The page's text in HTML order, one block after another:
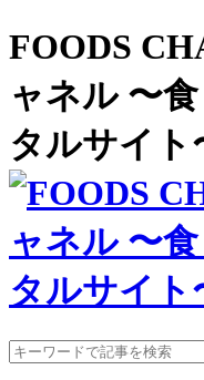
FOODS
ャネル 〜
タルサイト